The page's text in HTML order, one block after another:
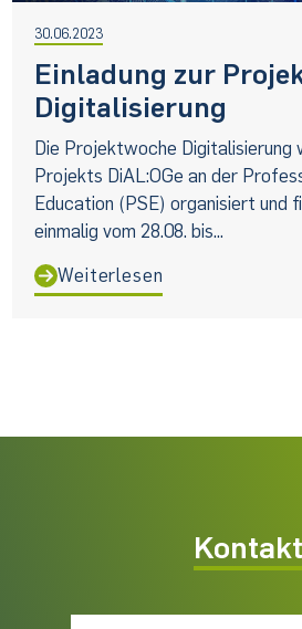
30.06.2023
Einladung zur
Digitalisierung
Die Projektwoche Digitalisierung
Projekts DiAL:OGe an der
Education (PSE) organisiert und
einmalig vom 28.08. bis...
Weiterlesen
Kontakt